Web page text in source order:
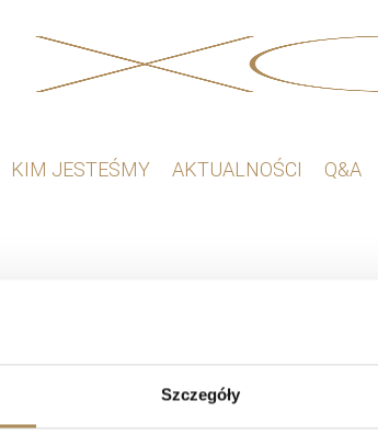
Szczegóły
KIM JESTEŚMY AKTUALNOŚCI Q&A
produktów, których szukasz.